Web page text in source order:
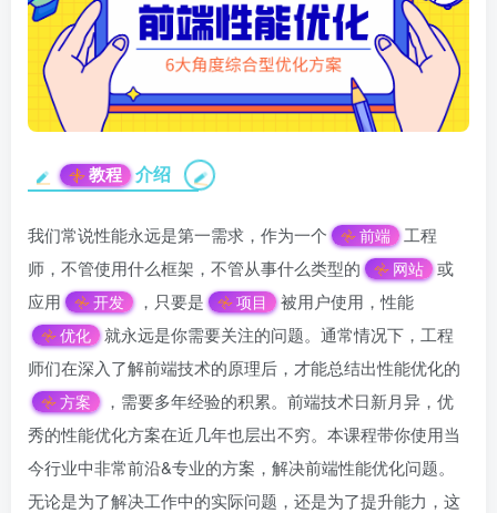
教程 介绍
我们常说性能永远是第一需求，作为一个 前端
工程
师，不管使用什么框架，不管从事什么类型的
网站
或
应用
开发 ，只要是 项目 被用户使用，性能
优化
就永远是你需要关注的问题。通常情况下，工程
师们在深入了解前端技术的原理后，才能总结出性能优化的
方案
，需要多年经验的积累。前端技术日新月异，优
秀的性能优化方案在近几年也层出不穷。本课程带你使用当
今行业中非常前沿&专业的方案，解决前端性能优化问题。
无论是为了解决工作中的实际问题，还是为了提升能力，这